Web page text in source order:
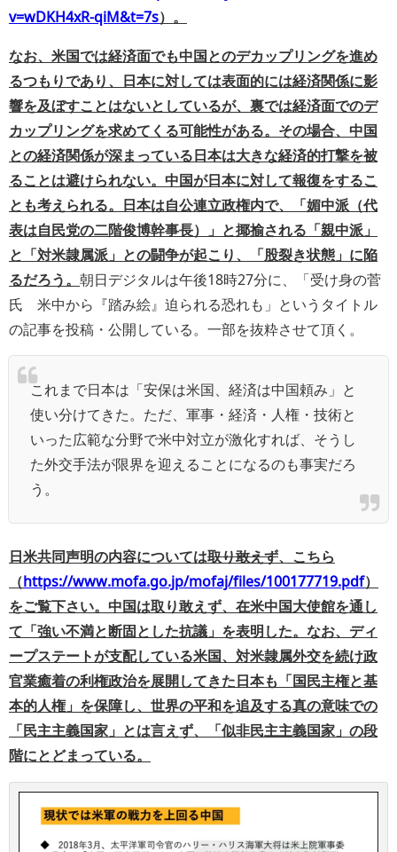
v=wDKH4xR-qiM&t=7s）。
なお、米国では経済面でも中国とのデカップリングを進め
るつもりであり、日本に対しては表面的には経済関係に影
響を及ぼすことはないとしているが、裏では経済面でのデ
カップリングを求めてくる可能性がある。その場合、中国
との経済関係が深まっている日本は大きな経済的打撃を被
ることは避けられない。中国が日本に対して報復をするこ
とも考えられる。日本は自公連立政権内で、「媚中派（代
表は自民党の二階俊博幹事長）」と揶揄される「親中派」
と「対米隷属派」との闘争が起こり、「股裂き状態」に陥
るだろう。 朝日デジタルは午後18時27分に、「受け身の菅
氏 米中から『踏み絵』迫られる恐れも」というタイトル
の記事を投稿・公開している。一部を抜粋させて頂く。
これまで日本は「安保は米国、経済は中国頼み」と
使い分けてきた。ただ、軍事・経済・人権・技術と
いった広範な分野で米中対立が激化すれば、そうし
た外交手法が限界を迎えることになるのも事実だろ
う。
日米共同声明の内容については取り敢えず、こちら
（https://www.mofa.go.jp/mofaj/files/100177719.pdf）
をご覧下さい。中国は取り敢えず、在米中国大使館を通し
て「強い不満と断固とした抗議」を表明した。なお、ディ
ープステートが支配している米国、対米隷属外交を続け政
官業癒着の利権政治を展開してきた日本も「国民主権と基
本的人権」を保障し、世界の平和を追及する真の意味での
「民主主義国家」とは言えず、「似非民主主義国家」の段
階にとどまっている。